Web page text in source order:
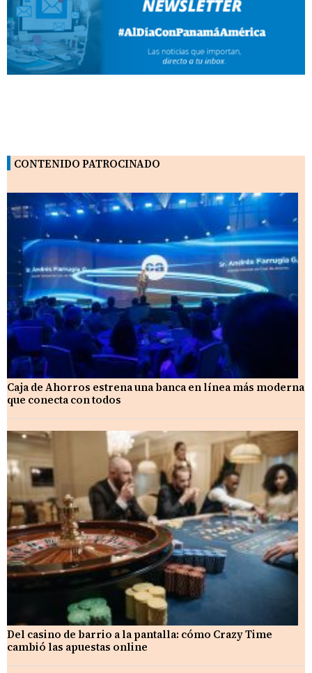
CONTENIDO PATROCINADO
Caja de Ahorros estrena una banca en línea más moderna
que conecta con todos
Del casino de barrio a la pantalla: cómo Crazy Time
cambió las apuestas online